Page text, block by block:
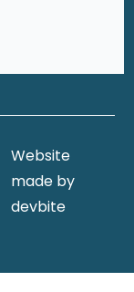
Website
made by
devbite